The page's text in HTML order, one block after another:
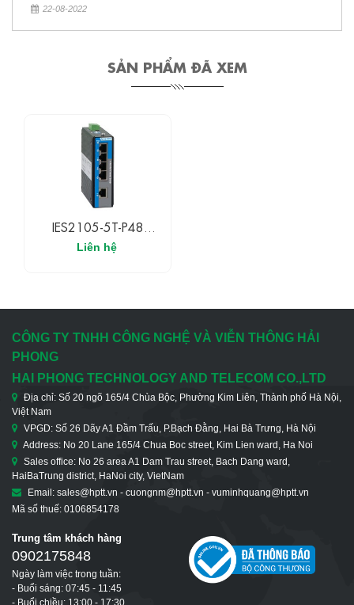
22-08-2022
SẢN PHẨM ĐÃ XEM
IES2105-5T-P48
3Onedata Switch
Ethernet Công Nghiệp
Liên hệ
CÔNG TY TNHH CÔNG NGHỆ VÀ VIỄN THÔNG HẢI
PHONG
HAI PHONG TECHNOLOGY AND TELECOM CO.,LTD
Địa chỉ: Số 20 ngõ 165/4 Chùa Bộc, Phường Kim Liên, Thành phố Hà Nội,
Việt Nam
VPGD: Số 26 Dãy A1 Đầm Trấu, P.Bạch Đằng, Hai Bà Trưng, Hà Nội
Address: No 20 Lane 165/4 Chua Boc street, Kim Lien ward, Ha Noi
Sales office: No 26 area A1 Dam Trau street, Bach Dang ward,
HaiBaTrung district, HaNoi city, VietNam
Email: sales@hptt.vn - cuongnm@hptt.vn - vuminhquang@hptt.vn
Mã số thuế: 0106854178
Trung tâm khách hàng
0902175848
Ngày làm việc trong tuần:
- Buổi sáng: 07:45 - 11:45
- Buổi chiều: 13:00 - 17:30